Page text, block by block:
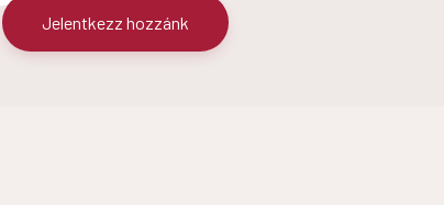
Jelentkezz hozzánk